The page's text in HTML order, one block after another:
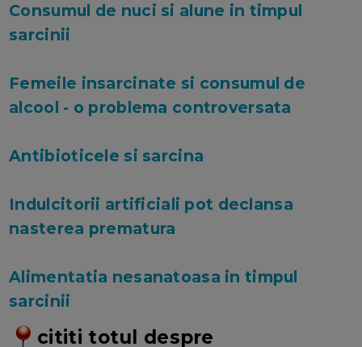
Consumul de nuci si alune in timpul
sarcinii
Femeile insarcinate si consumul de
alcool - o problema controversata
Antibioticele si sarcina
Indulcitorii artificiali pot declansa
nasterea prematura
Alimentatia nesanatoasa in timpul
sarcinii
cititi totul despre